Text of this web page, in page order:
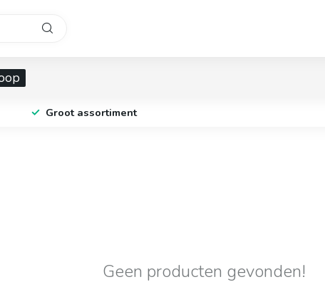
Groot assortiment
Geen producten gevonden!